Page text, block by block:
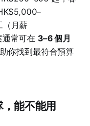
（月薪
常可在 3–6 個月
你找到最符合預算
能不能用